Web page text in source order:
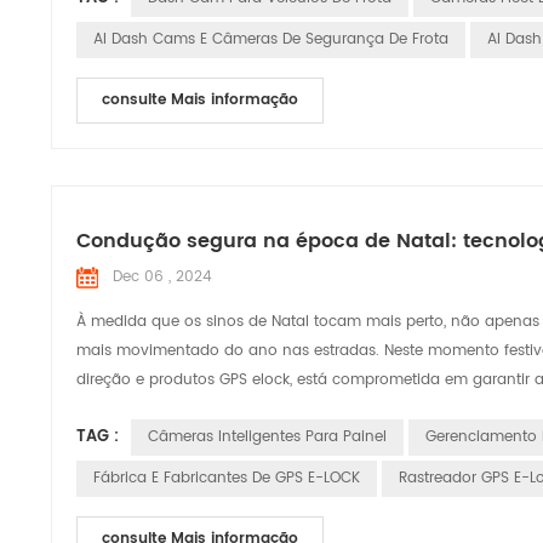
AI Dash Cams E Câmeras De Segurança De Frota
AI
consulte Mais informação
Condução segura na época de Natal:
Dec 06 , 2024
À medida que os sinos de Natal tocam mais perto, não
mais movimentado do ano nas estradas. Neste momento
direção e produtos GPS elock, está comprometida em
TAG : Câmeras Inteligentes Para Painel
Gerenciamento
Fábrica E Fabricantes De GPS E-LOCK
Rastreador GPS E-